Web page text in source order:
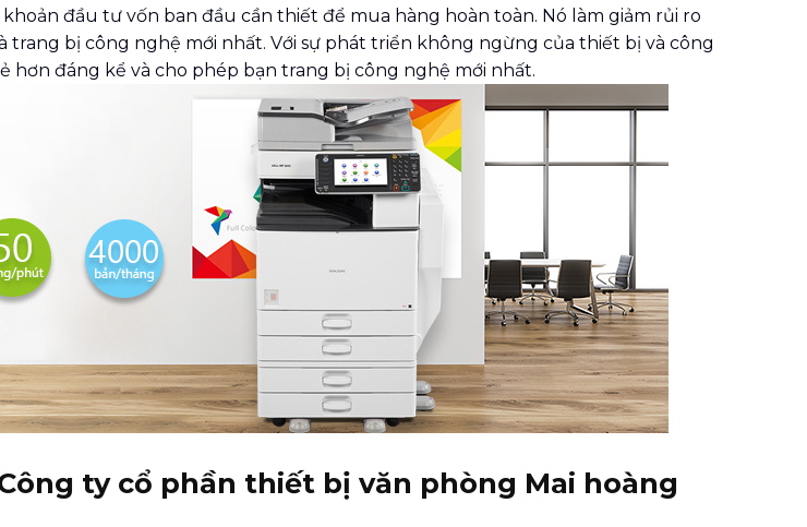
đầu tư vốn ban đầu cần thiết để mua hàng hoàn toàn. Nó làm giảm rủi ro
trang bị công nghệ mới nhất. Với sự phát triển không ngừng của thiết bị và công
hơn đáng kể và cho phép bạn trang bị công nghệ mới nhất.
ty cổ phần thiết bị văn phòng Mai hoàng